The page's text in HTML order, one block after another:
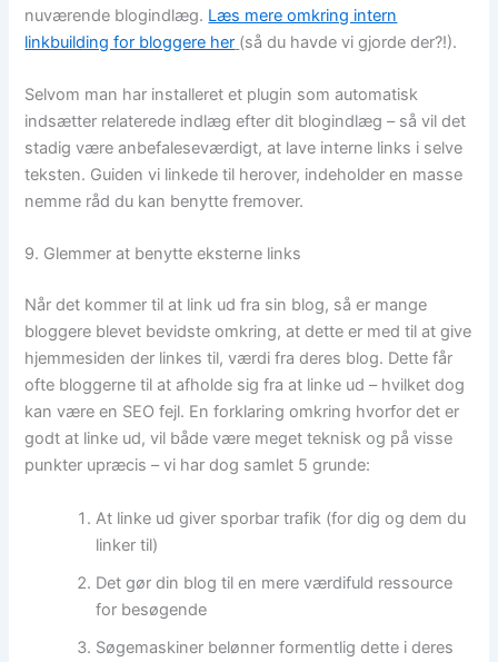
nuværende blogindlæg. Læs mere omkring intern
linkbuilding for bloggere her (så du havde vi gjorde der?!).
Selvom man har installeret et plugin som automatisk
indsætter relaterede indlæg efter dit blogindlæg – så vil det
stadig være anbefaleseværdigt, at lave interne links i selve
teksten. Guiden vi linkede til herover, indeholder en masse
nemme råd du kan benytte fremover.
9. Glemmer at benytte eksterne links
Når det kommer til at link ud fra sin blog, så er mange
bloggere blevet bevidste omkring, at dette er med til at give
hjemmesiden der linkes til, værdi fra deres blog. Dette får
ofte bloggerne til at afholde sig fra at linke ud – hvilket dog
kan være en SEO fejl. En forklaring omkring hvorfor det er
godt at linke ud, vil både være meget teknisk og på visse
punkter upræcis – vi har dog samlet 5 grunde:
At linke ud giver sporbar trafik (for dig og dem du
linker til)
Det gør din blog til en mere værdifuld ressource
for besøgende
Søgemaskiner belønner formentlig ​​dette i deres